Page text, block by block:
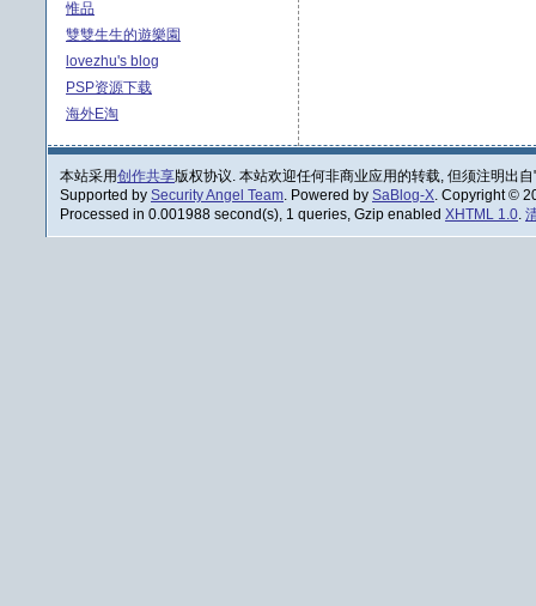
惟品
雙雙生生的遊樂園
lovezhu's blog
PSP资源下载
海外E淘
本站采用创作共享版权协议. 本站欢迎任何非商业应用的转载, 但须注明出自
Supported by Security Angel Team. Powered by SaBlog-X. Copyright ©
Processed in 0.001988 second(s), 1 queries, Gzip enabled XHTML 1.0.